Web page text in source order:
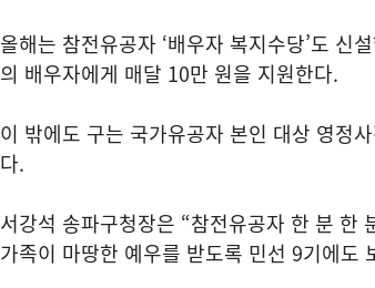
올해는 참전유공자 ‘배우자 복지수당’도 신
의 배우자에게 매달 10만 원을 지원한다.
이 밖에도 구는 국가유공자 본인 대상 영정
다.
서강석 송파구청장은 “참전유공자 한 분 한
가족이 마땅한 예우를 받도록 민선 9기에도